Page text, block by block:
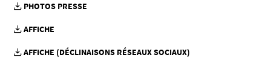
PHOTOS PRESSE
AFFICHE
AFFICHE (DÉCLINAISONS RÉSEAUX SOCIAUX)